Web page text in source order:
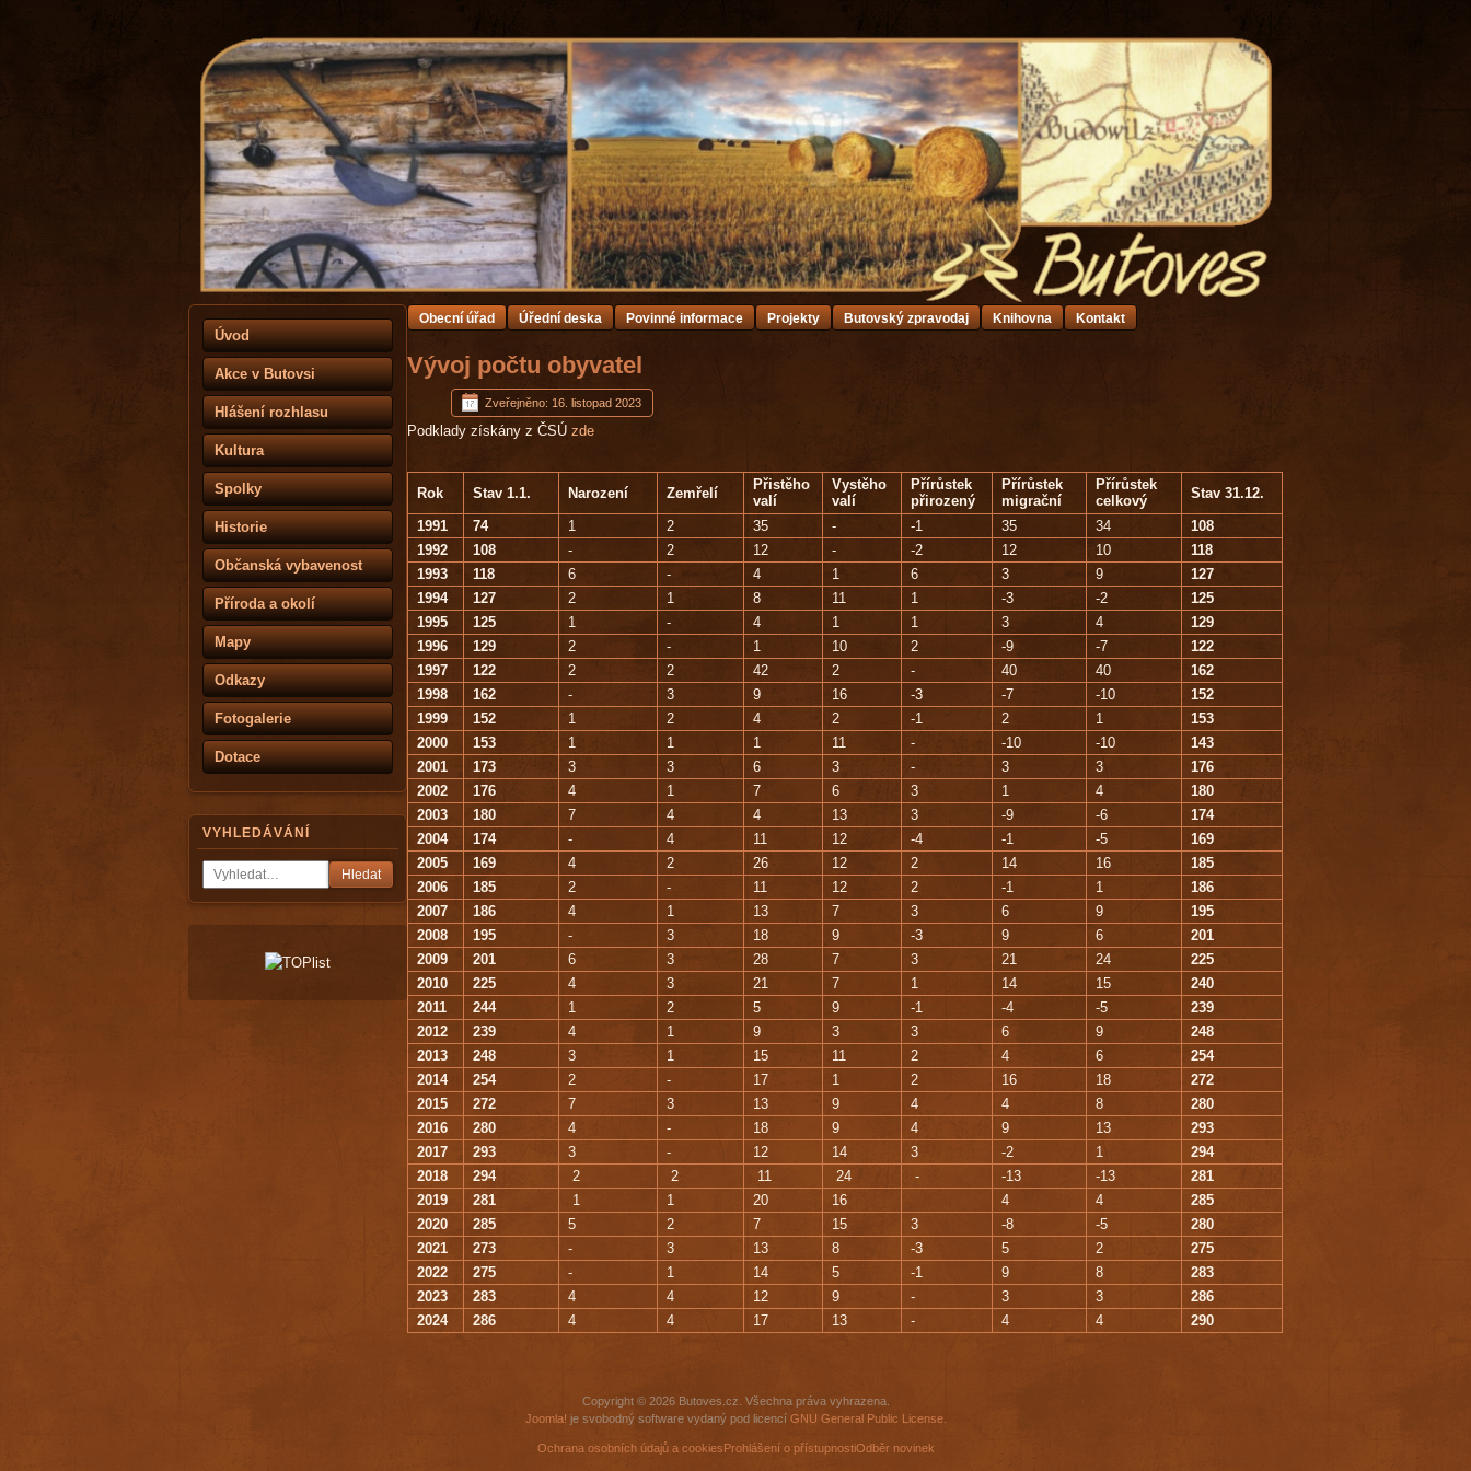
Úvod
Akce v Butovsi
Hlášení rozhlasu
Kultura
Spolky
Historie
Občanská vybavenost
Příroda a okolí
Mapy
Odkazy
Fotogalerie
Dotace
VYHLEDÁVÁNÍ
Hledat
Obecní úřad Úřední deska Povinné informace Projekty Butovský zpravodaj Knihovna Kontakt
Vývoj počtu obyvatel
Zveřejněno: 16. listopad 2023
Podklady získány z ČSÚ zde
Rok Stav 1.1. Narození Zemřelí
Přistěho
valí
Vystěho
valí
Přírůstek
přirozený
Přírůstek
migrační
Přírůstek
celkový
Stav 31.12.
1991
74 1 2 35 - -1 35 34
108
1992
108 - 2 12 - -2 12 10
118
1993
118 6 - 4 1 6 3 9
127
1994
127 2 1 8 11 1 -3 -2
125
1995
125 1 - 4 1 1 3 4
129
1996
129 2 - 1 10 2 -9 -7
122
1997
122 2 2 42 2 - 40 40
162
1998
162 - 3 9 16 -3 -7 -10
152
1999
152 1 2 4 2 -1 2 1
153
2000
153 1 1 1 11 - -10 -10
143
2001
173 3 3 6 3 - 3 3
176
2002
176 4 1 7 6 3 1 4
180
2003
180 7 4 4 13 3 -9 -6
174
2004
174 - 4 11 12 -4 -1 -5
169
2005
169 4 2 26 12 2 14 16
185
2006
185 2 - 11 12 2 -1 1
186
2007
186 4 1 13 7 3 6 9
195
2008
195 - 3 18 9 -3 9 6
201
2009
201 6 3 28 7 3 21 24
225
2010
225 4 3 21 7 1 14 15
240
2011
244 1 2 5 9 -1 -4 -5
239
2012
239 4 1 9 3 3 6 9
248
2013
248 3 1 15 11 2 4 6
254
2014
254 2 - 17 1 2 16 18
272
2015
272 7 3 13 9 4 4 8
280
2016
280 4 - 18 9 4 9 13
293
2017
293 3 - 12 14 3 -2 1
294
2018
294 2 2 11 24 - -13 -13
281
2019
281 1 1 20 16 4 4
285
2020
285 5 2 7 15 3 -8 -5
280
2021
273 - 3 13 8 -3 5 2
275
2022
275 - 1 14 5 -1 9 8
283
2023
283 4 4 12 9 - 3 3
286
2024
286 4 4 17 13 - 4 4 290
Copyright © 2026 Butoves.cz. Všechna práva vyhrazena.
Joomla! je svobodný software vydaný pod licencí GNU General Public License.
Ochrana osobních údajů a cookiesProhlášení o přístupnostiOdběr novinek